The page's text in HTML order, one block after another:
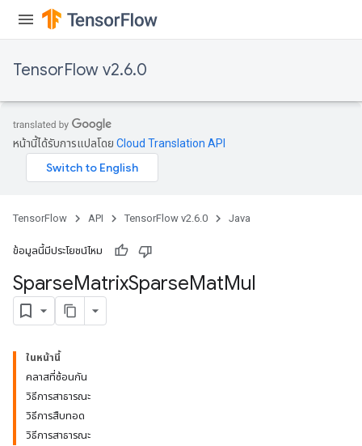
TensorFlow v2.6.0
หน้านี้ได้รับการแปลโดย Cloud Translation API
TensorFlow API TensorFlow v2.6.0 Java
ข้อมูลนี้มีประโยชน์ไหม
SparseMatrixSparseMatMul
ในหน้านี้
คลาสที่ซ้อนกัน
วิธีการสาธารณะ
วิธีการสืบทอด
วิธีการสาธารณะ